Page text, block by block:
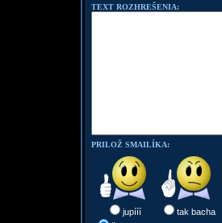
TEXT ROZHREŠENIA:
PRILOŽ SMAILÍKA:
jupííí tak bacha